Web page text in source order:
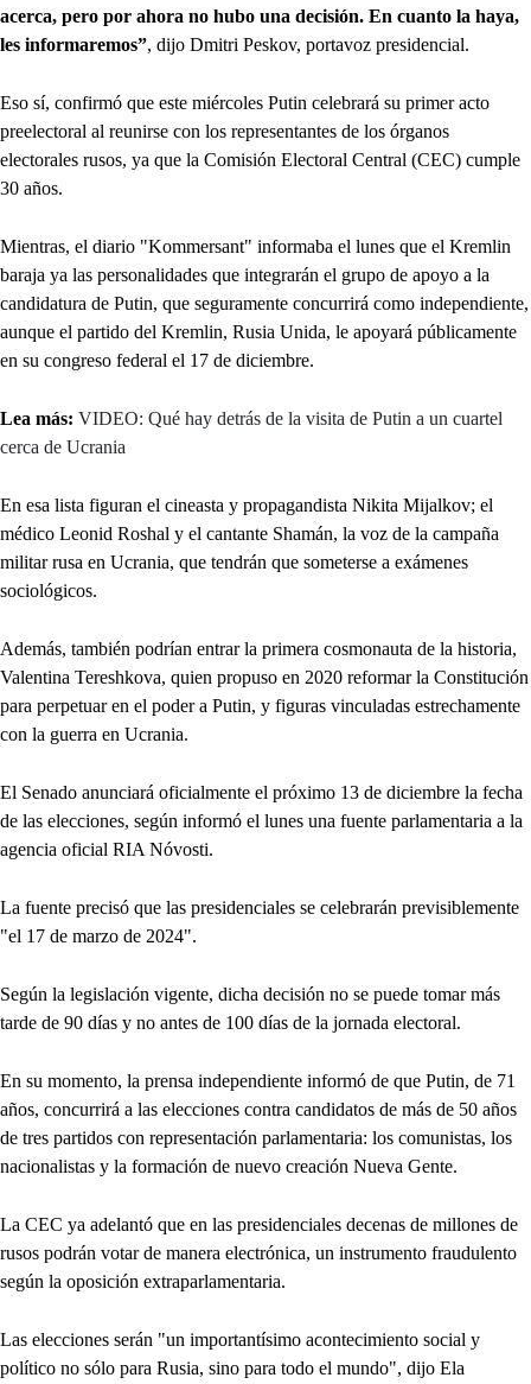
acerca, pero por ahora no hubo una decisión. En cuanto la haya,
les informaremos”, dijo Dmitri Peskov, portavoz presidencial.
Eso sí, confirmó que este miércoles Putin celebrará su primer acto
preelectoral al reunirse con los representantes de los órganos
electorales rusos, ya que la Comisión Electoral Central (CEC) cumple
30 años.
Mientras, el diario "Kommersant" informaba el lunes que el Kremlin
baraja ya las personalidades que integrarán el grupo de apoyo a la
candidatura de Putin, que seguramente concurrirá como independiente,
aunque el partido del Kremlin, Rusia Unida, le apoyará públicamente
en su congreso federal el 17 de diciembre.
Lea más: VIDEO: Qué hay detrás de la visita de Putin a un cuartel
cerca de Ucrania
En esa lista figuran el cineasta y propagandista Nikita Mijalkov; el
médico Leonid Roshal y el cantante Shamán, la voz de la campaña
militar rusa en Ucrania, que tendrán que someterse a exámenes
sociológicos.
Además, también podrían entrar la primera cosmonauta de la historia,
Valentina Tereshkova, quien propuso en 2020 reformar la Constitución
para perpetuar en el poder a Putin, y figuras vinculadas estrechamente
con la guerra en Ucrania.
El Senado anunciará oficialmente el próximo 13 de diciembre la fecha
de las elecciones, según informó el lunes una fuente parlamentaria a la
agencia oficial RIA Nóvosti.
La fuente precisó que las presidenciales se celebrarán previsiblemente
"el 17 de marzo de 2024".
Según la legislación vigente, dicha decisión no se puede tomar más
tarde de 90 días y no antes de 100 días de la jornada electoral.
En su momento, la prensa independiente informó de que Putin, de 71
años, concurrirá a las elecciones contra candidatos de más de 50 años
de tres partidos con representación parlamentaria: los comunistas, los
nacionalistas y la formación de nuevo creación Nueva Gente.
La CEC ya adelantó que en las presidenciales decenas de millones de
rusos podrán votar de manera electrónica, un instrumento fraudulento
según la oposición extraparlamentaria.
Las elecciones serán "un importantísimo acontecimiento social y
político no sólo para Rusia, sino para todo el mundo", dijo Ela